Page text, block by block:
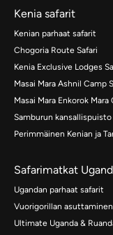
Kenia safarit
Kenian parhaat safarit
Chogoria Route Safari
Kenia Exclusive Lodges
Masai Mara Ashnil Camp
Masai Mara Enkorok Mara
Samburun
Perimmäinen Kenian ja
Safarimatkat
Ugandan parhaat safarit
Vuorigorillan asuttaminen
Ultimate Uganda &